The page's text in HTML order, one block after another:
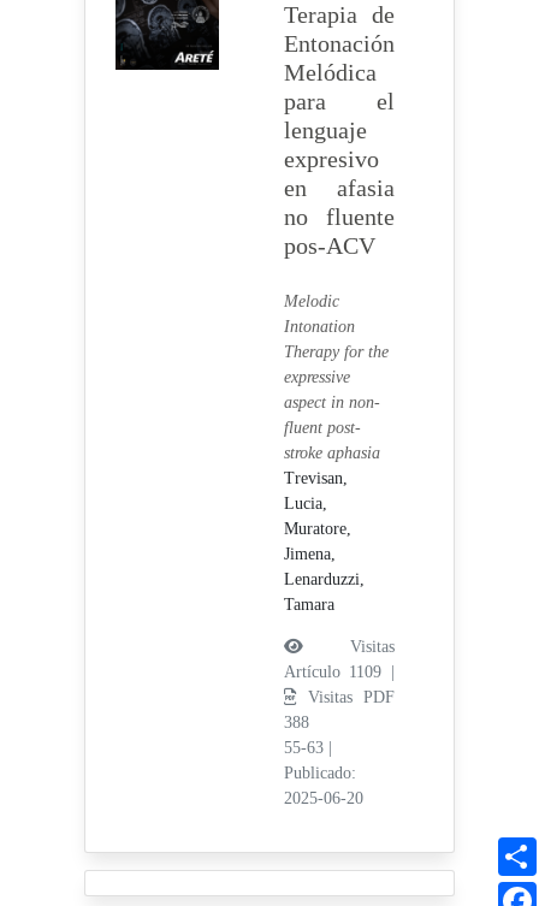
Terapia de
Entonación
Melódica
para el
lenguaje
expresivo
en afasia
no fluente
pos-ACV
Melodic
Intonation
Therapy for the
expressive
aspect in non-
fluent post-
stroke aphasia
Trevisan,
Lucia,
Muratore,
Jimena,
Lenarduzzi,
Tamara
Visitas
Artículo 1109 |
Visitas PDF
388
55-63
Publicado:
2025-06-20